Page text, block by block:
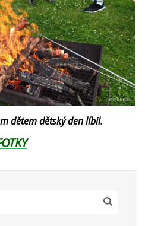
dětem dětský den líbil.